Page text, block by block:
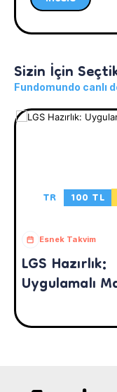
Sizin İçin
Fundomundo canlı
TR 100 TL
Esnek Takvim
LGS Hazırlık:
Uygulamalı